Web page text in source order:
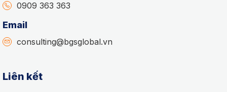
0909 363 363
Email
consulting@bgsglobal.vn
Liên kết